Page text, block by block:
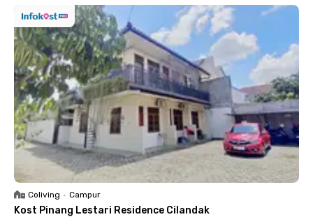
Coliving • Campur
Kost Pinang Lestari Residence Cilandak